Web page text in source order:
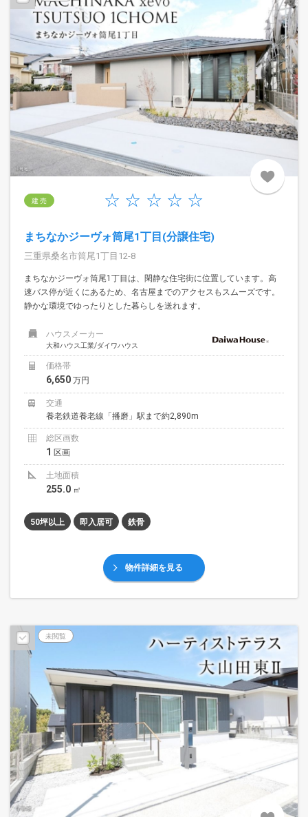
建 売
まちなかジーヴォ筒尾1丁目(分譲住宅)
三重県桑名市筒尾1丁目12-8
まちなかジーヴォ筒尾1丁目は、閑静な住宅街に位置しています。高
速バス停が近くにあるため、名古屋までのアクセスもスムーズです。
静かな環境でゆったりとした暮らしを送れます。
ハウスメーカー
大和ハウス工業/ダイワハウス
価格帯
6,650 万円
交通
養老鉄道養老線「播磨」駅まで約2,890m
総区画数
1 区画
土地面積
255.0 ㎡
50坪以上 即入居可 鉄骨
物件詳細を見る
未閲覧